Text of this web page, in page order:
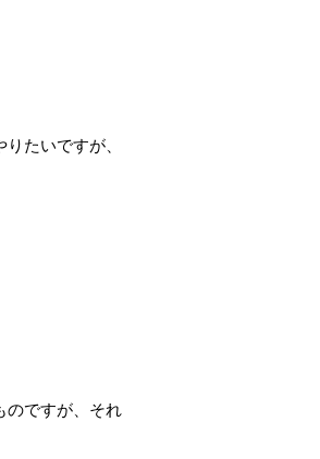
たいですが、
のですが、それ